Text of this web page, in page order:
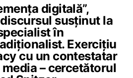
digitală”,
susținut la
în
Exercițiu
cu un contestatar
– cercetătorul